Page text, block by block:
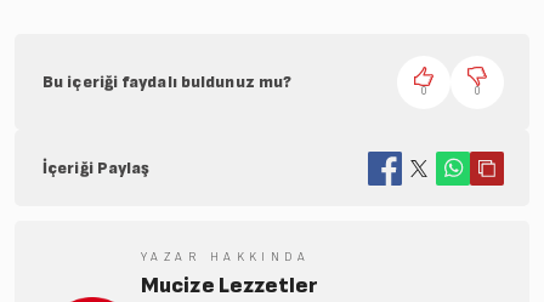
Bu içeriği faydalı buldunuz mu? 0 0
İçeriği Paylaş
YAZAR HAKKINDA
Mucize Lezzetler